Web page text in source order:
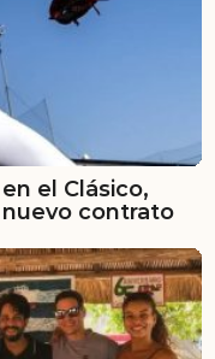
el Clásico,
contrato